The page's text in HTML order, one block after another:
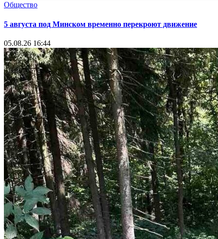
Общество
5 августа под Минском временно перекроют движение
05.08.26 16:44